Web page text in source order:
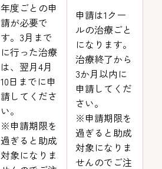
年度ごとの申
請が必要で
す。3月まで
に行った治療
は、翌月4月
10日までに申
請してくださ
い。
※申請期限を
過ぎると助成
対象になりま
申請は1クー
ルの治療ごと
になります。
治療終了から
3か月以内に
申請してくだ
さい。
※申請期限を
過ぎると助成
対象になりま
せんのでご注